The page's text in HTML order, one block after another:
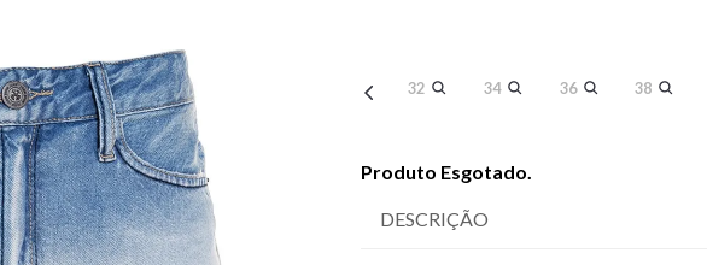
32 34 36 38
Produto Esgotado.
DESCRIÇÃO